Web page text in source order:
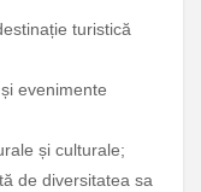
turistică
evenimente
și culturale;
de diversitatea sa